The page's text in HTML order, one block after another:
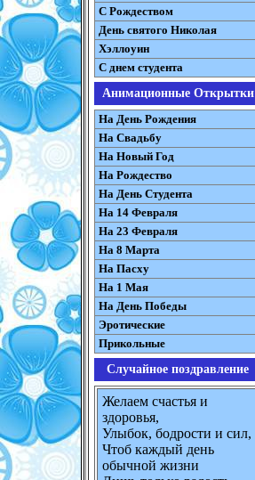
С Рождеством
День святого Николая
Хэллоуин
С днем студента
Анимационные Открытки
На День Рождения
На Свадьбу
На Новый Год
На Рождество
На День Студента
На 14 Февраля
На 23 Февраля
На 8 Марта
На Пасху
На 1 Мая
На День Победы
Эротические
Прикольные
Случайное поздравление
Желаем счастья и
здоровья,
Улыбок, бодрости и сил,
Чтоб каждый день
обычной жизни